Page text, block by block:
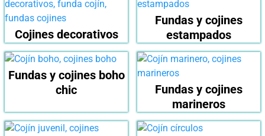
Cojines decorativos
Fundas y cojines
estampados
Fundas y cojines boho
chic
Fundas y cojines
marineros